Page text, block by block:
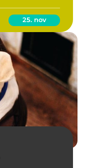
25. nov